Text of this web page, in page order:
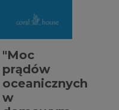
"Moc
prądów
oceanicznych
w